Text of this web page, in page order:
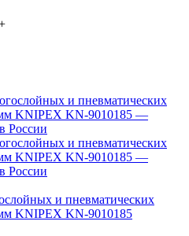
и пневматических
KNIPEX KN-9010185